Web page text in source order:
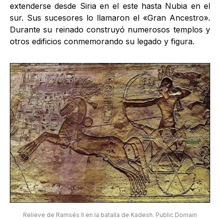
extenderse desde Siria en el este hasta Nubia en el
sur. Sus sucesores lo llamaron el «Gran Ancestro».
Durante su reinado construyó numerosos templos y
otros edificios conmemorando su legado y figura.
Relieve de Ramsés II en la batalla de Kadesh. Public Domain